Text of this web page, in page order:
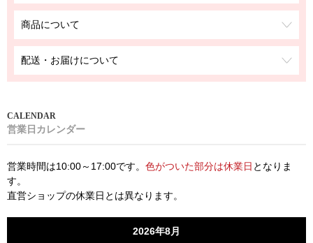
商品について
配送・お届けについて
営業日カレンダー
営業時間は10:00～17:00です。 色がついた部分は休業日 となりま
す。
直営ショップの休業日とは異なります。
2026年8月